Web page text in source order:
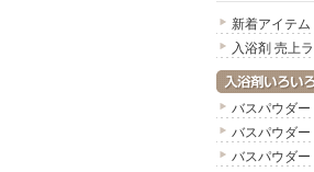
新着アイテム
入浴剤 売上
バスパウダー
バスパウダー
バスパウダー